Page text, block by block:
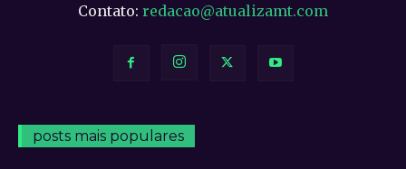
Contato: redacao@atualizamt.com
posts mais populares